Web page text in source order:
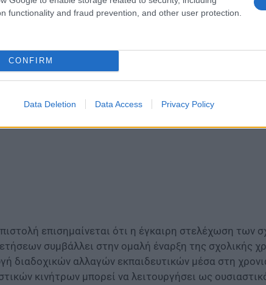
functionality and fraud prevention, and other user protection.
CONFIRM
Data Deletion Data Access Privacy Policy
προσιτής κατοικίας.
επισημαίνεται ότι η έγκαιρη στελέχωση
συμβάλλει στην ομαλή έναρξη της σχολικής
διαδοχικών αλλαγών εκπαιδευτικών μέσα στη
κινήτρων μπορεί να λειτουργήσει ως